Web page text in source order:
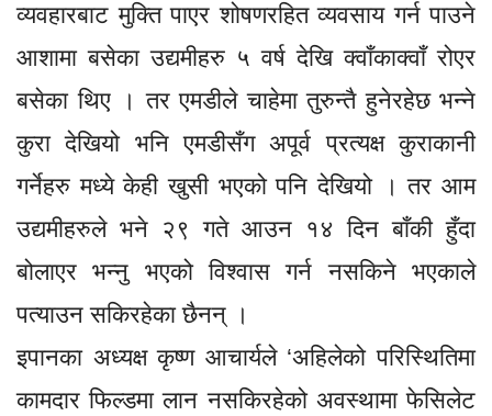
व्यवहारबाट मुक्ति पाएर शोषणरहित व्यवसाय गर्न पाउने
आशामा बसेका उद्यमीहरु ५ वर्ष देखि क्वाँकाक्वाँ रोएर
बसेका थिए । तर एमडीले चाहेमा तुरुन्तै हुनेरहेछ भन्ने
कुरा देखियो भनि एमडीसँग अपूर्व प्रत्यक्ष कुराकानी
गर्नेहरु मध्ये केही खुसी भएको पनि देखियो । तर आम
उद्यमीहरुले भने २९ गते आउन १४ दिन बाँकी हुँदा
बोलाएर भन्नु भएको विश्वास गर्न नसकिने भएकाले
पत्याउन सकिरहेका छैनन् ।
इपानका अध्यक्ष कृष्ण आचार्यले ‘अहिलेको परिस्थितिमा
कामदार फिल्डमा लान नसकिरहेको अवस्थामा फेसिलेट